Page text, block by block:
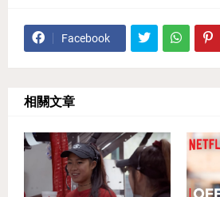
Facebook
相關文章